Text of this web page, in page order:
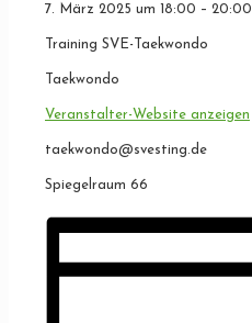
7. März 2025 um 18:00 – 20:00
Training SVE-Taekwondo
Taekwondo
Veranstalter-Website anzeigen
taekwondo@svesting.de
Spiegelraum 66